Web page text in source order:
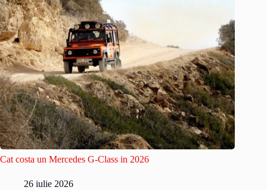
Cat costa un Mercedes G-Class in 2026
26 iulie 2026